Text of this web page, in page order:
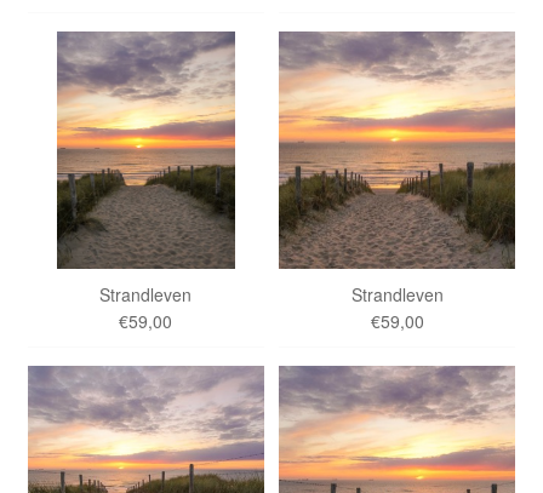
Strandleven
€59,00
Strandleven
€59,00